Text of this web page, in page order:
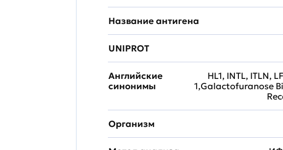
Название антигена
UNIPROT
Английские
синонимы
HL1, INTL, ITLN,
1,Galactofuranose
Организм